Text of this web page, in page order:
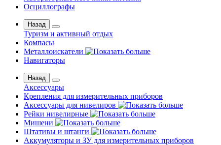
Осциллографы
Назад
Туризм и активный отдых
Компасы
Металлоискатели
Навигаторы
Назад
Аксессуары
Крепления для измерительных приборов
Аксессуары для нивелиров
Рейки нивелирные
Мишени
Штативы и штанги
Аккумуляторы и ЗУ для измерительных приборов